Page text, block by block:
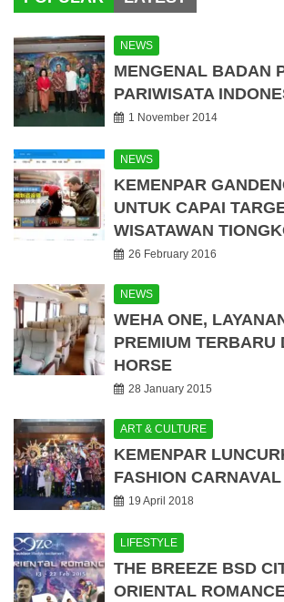
NEWS
MENGENAL BADAN
PARIWISATA
1 November 2014
NEWS
KEMENPAR
UNTUK CAPAI
WISATAWAN
26 February 2016
NEWS
WEHA ONE,
PREMIUM TERBARU
HORSE
28 January 2015
ART & CULTURE
KEMENPAR
FASHION
19 April 2018
LIFESTYLE
THE BREEZE BSD
ORIENTAL